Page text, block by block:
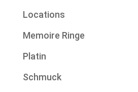
Locations
Memoire Ringe
Platin
Schmuck